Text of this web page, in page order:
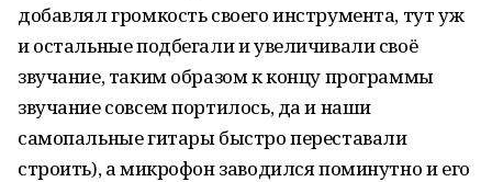
добавлял громкость своего инструмента, тут уж
и остальные подбегали и увеличивали своё
звучание, таким образом к концу программы
звучание совсем портилось, да и наши
самопальные гитары быстро переставали
строить), а микрофон заводился поминутно и его